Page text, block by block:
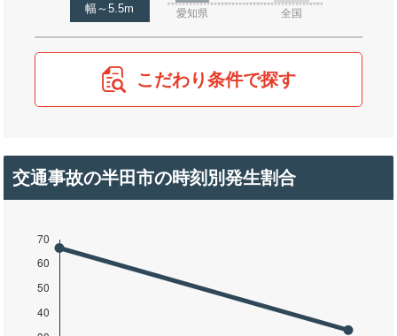
幅～5.5m 愛知県 全国
こだわり条件で探す
交通事故の半田市の時刻別発生割合